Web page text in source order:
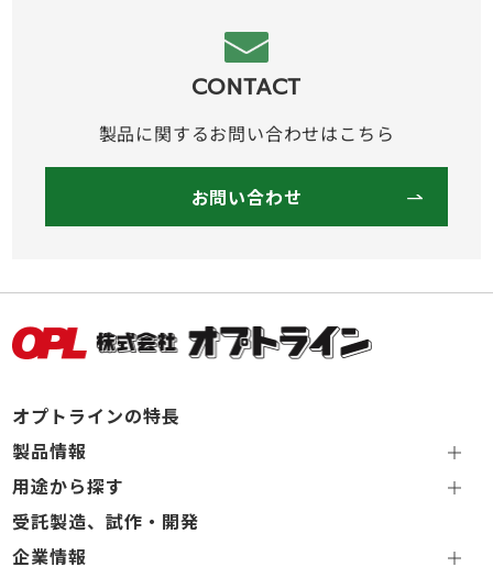
CONTACT
製品に関するお問い合わせはこちら
お問い合わせ
オプトラインの特長
製品情報
用途から探す
受託製造、試作・開発
企業情報